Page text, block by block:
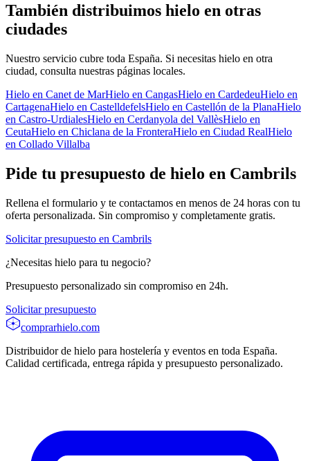
También distribuimos hielo en otras
ciudades
Nuestro servicio cubre toda España. Si necesitas hielo en otra
ciudad, consulta nuestras páginas locales.
Hielo en Canet de MarHielo en CangasHielo en CardedeuHielo en
CartagenaHielo en CastelldefelsHielo en Castellón de la PlanaHielo
en Castro-UrdialesHielo en Cerdanyola del VallèsHielo en
CeutaHielo en Chiclana de la FronteraHielo en Ciudad RealHielo
en Collado Villalba
Pide tu presupuesto de hielo en Cambrils
Rellena el formulario y te contactamos en menos de 24 horas con tu
oferta personalizada. Sin compromiso y completamente gratis.
Solicitar presupuesto en Cambrils
¿Necesitas hielo para tu negocio?
Presupuesto personalizado sin compromiso en 24h.
Solicitar presupuesto
comprarhielo.com
Distribuidor de hielo para hostelería y eventos en toda España.
Calidad certificada, entrega rápida y presupuesto personalizado.